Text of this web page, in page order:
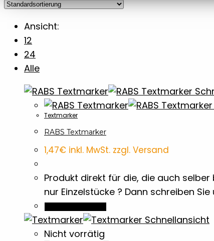
Ansicht:
12
24
Alle
Textmarker
RABS Textmarker
1,47€ inkl. MwSt. zzgl. Versand
Produkt direkt für die, die auch
nur Einzelstücke ? Dann schreiben
Schnellansicht
Nicht vorrätig